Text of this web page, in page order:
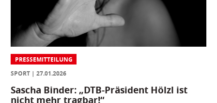
PRESSEMITTEILUNG
SPORT
27.01.2026
Sascha Binder: „DTB-Präsident Hölzl ist
nicht mehr tragbar!“